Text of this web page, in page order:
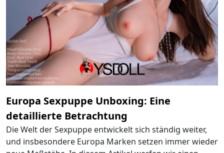
Europa Sexpuppe Unboxing: Eine
detaillierte Betrachtung
Die Welt der Sexpuppe entwickelt sich ständig weiter,
und insbesondere Europa Marken setzen immer wieder